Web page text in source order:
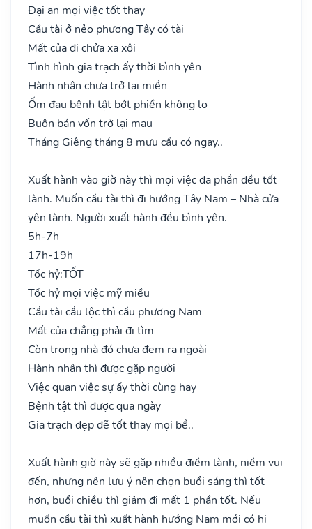
Đại an mọi việc tốt thay
Cầu tài ở nẻo phương Tây có tài
Mất của đi chửa xa xôi
Tình hình gia trạch ấy thời bình yên
Hành nhân chưa trở lại miền
Ốm đau bệnh tật bớt phiền không lo
Buôn bán vốn trở lại mau
Tháng Giêng tháng 8 mưu cầu có ngay..
Xuất hành vào giờ này thì mọi việc đa phần đều tốt
lành. Muốn cầu tài thì đi hướng Tây Nam – Nhà cửa
yên lành. Người xuất hành đều bình yên.
5h-7h
17h-19h
Tốc hỷ:TỐT
Tốc hỷ mọi việc mỹ miều
Cầu tài cầu lộc thì cầu phương Nam
Mất của chẳng phải đi tìm
Còn trong nhà đó chưa đem ra ngoài
Hành nhân thì được gặp người
Việc quan việc sự ấy thời cùng hay
Bệnh tật thì được qua ngày
Gia trạch đẹp đẽ tốt thay mọi bề..
Xuất hành giờ này sẽ gặp nhiều điềm lành, niềm vui
đến, nhưng nên lưu ý nên chọn buổi sáng thì tốt
hơn, buổi chiều thì giảm đi mất 1 phần tốt. Nếu
muốn cầu tài thì xuất hành hướng Nam mới có hi